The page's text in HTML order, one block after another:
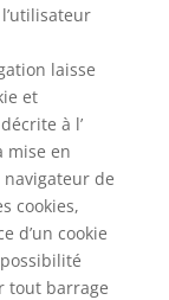
laisse
et
à l’
mise en
de
cookies,
d’un cookie
tout barrage